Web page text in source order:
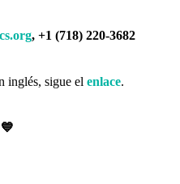
, +1 (718) 220-3682
inglés, sigue el enlace.